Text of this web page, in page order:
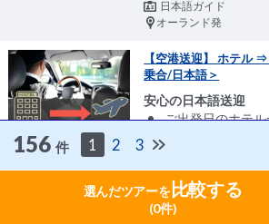
日本語ガイド
オーランド発
ORL-TRDAJ#
お気に入りに追加
【空港送迎】 ホテル
乗合/日本語＞
安心の日本語送迎
ご出発日のホテ
リアは、ディズ
バーサルオーラ
ョナルドライブ地
156 件 1 2 3
選んだツアーを比較する
(0件)